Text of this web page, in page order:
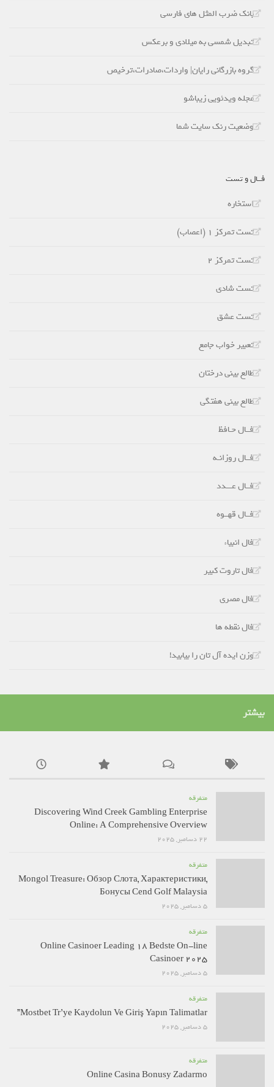
بانک ضرب المثل های فارسی
تبدیل شمسی به میلادی و برعکس
گروه بازرگانی رایان| واردات،صادرات،ترخیص
مجله ویدئویی زیباشو
وضعیت رنک سایت شما
فــال و تست
استخاره
تست تمرکز 1 (اعصاب)
تست تمرکز 2
تست شادی
تست عشق
تعبیر خواب جامع
طالع بینی درختان
طالع بینی هفتگی
فــال حـافظ
فــال روزانـه
فــال عـــدد
فــال قهــوه
فال انبياء
فال تاروت کبیر
فال مصری
فال نقطه ها
وزن ایده آل تان را بیابید!
بیشتر
متفرقه
Discovering Wind Creek Gambling Enterprise
Online: A Comprehensive Overview
22 دسامبر, 2025
متفرقه
Mongol Treasure: Обзор Слота, Характеристики,
Бонусы Cend Golf Malaysia
5 دسامبر, 2025
متفرقه
Online Casinoer Leading 18 Bedste On-line
Casinoer 2025
5 دسامبر, 2025
متفرقه
Mostbet Tr’ye Kaydolun Ve Giriş Yapın Talimatlar”
5 دسامبر, 2025
متفرقه
Online Casina Bonusy Zadarmo ️